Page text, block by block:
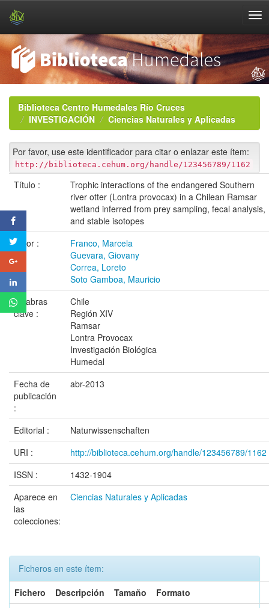
navigationBiblioteca Centro Humedales Río Cruces
INVESTIGACIÓN
Ciencias Naturales y Aplicadas
Por favor, use este identificador para citar o enlazar este ítem:
http://biblioteca.cehum.org/handle/123456789/1162
Título :
Trophic interactions of the endangered Southern
river otter (Lontra provocax) in a Chilean Ramsar
wetland inferred from prey sampling, fecal analysis,
and stable isotopes
Autor :
Franco, Marcela
Guevara, Giovany
Correa, Loreto
Soto Gamboa, Mauricio
Palabras
clave :
Chile
Región XIV
Ramsar
Lontra Provocax
Investigación Biológica
Humedal
Fecha de
publicación
:
abr-2013
Editorial :
Naturwissenschaften
URI :
http://biblioteca.cehum.org/handle/123456789/1162
ISSN :
1432-1904
Aparece en
las
colecciones:
Ciencias Naturales y Aplicadas
Ficheros en este ítem:
Fichero
Descripción Tamaño
Formato